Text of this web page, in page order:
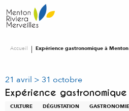
au
contenu
Accueil Expérience gastronomique à Menton
21 avril > 31 octobre
Expérience
CULTURE DÉGUSTATION GASTRONOMIE